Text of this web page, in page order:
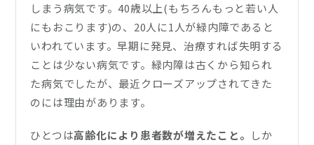
しまう病気です。40歳以上(もちろんもっと若い人
にもおこります)の、20人に1人が緑内障であると
いわれています。早期に発見、治療すれば失明する
ことは少ない病気です。緑内障は古くから知られ
た病気でしたが、最近クローズアップされてきた
のには理由があります。
ひとつは高齢化により患者数が増えたこと。 しか